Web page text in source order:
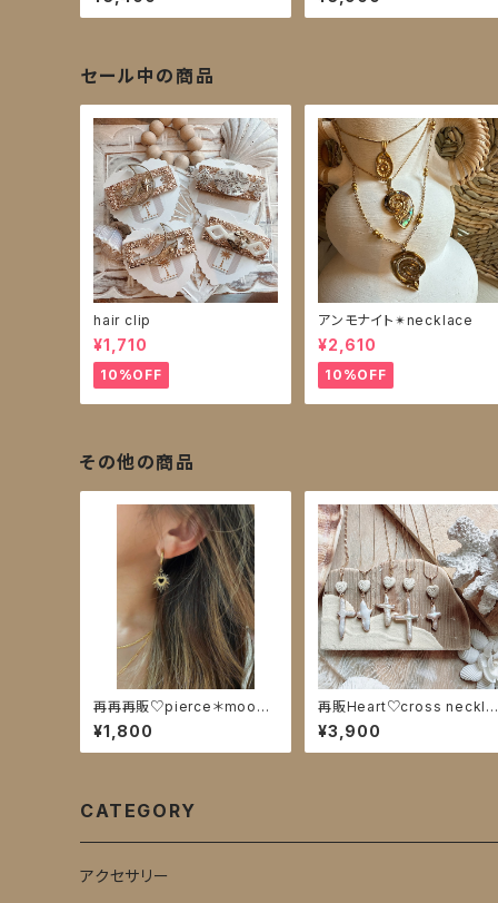
セール中の商品
hair clip
¥1,710
10%OFF
アンモナイト✴︎necklace
¥2,610
10%OFF
その他の商品
再再再販♡pierce＊moon&
Heart
¥1,800
再販Heart♡cross neckla
ce
¥3,900
CATEGORY
アクセサリー